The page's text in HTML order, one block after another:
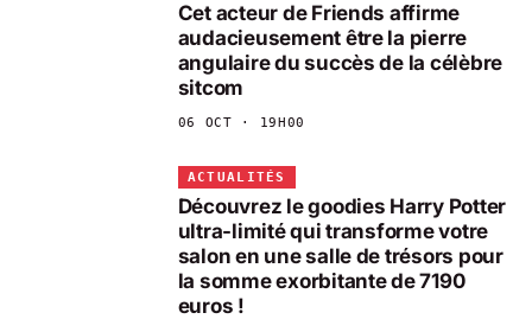
Cet acteur de Friends affirme
audacieusement être la pierre
angulaire du succès de la célèbre
sitcom
06 OCT · 19H00
ACTUALITÉS
Découvrez le goodies Harry Potter
ultra-limité qui transforme votre
salon en une salle de trésors pour
la somme exorbitante de 7190
euros !